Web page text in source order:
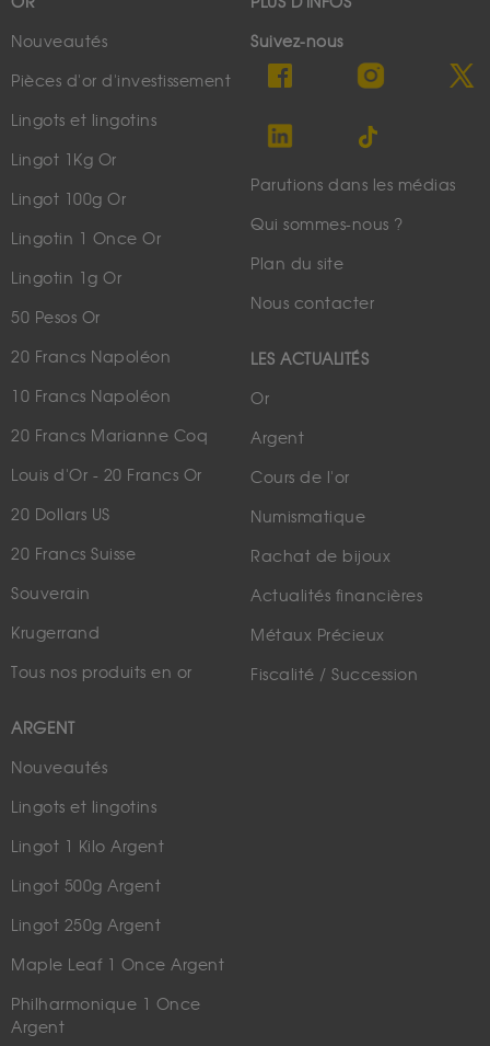
Nouveautés
Pièces d'or d'investissement
Lingots et lingotins
Lingot 1Kg Or
Lingot 100g Or
Lingotin 1 Once Or
Lingotin 1g Or
50 Pesos Or
20 Francs Napoléon
10 Francs Napoléon
20 Francs Marianne Coq
Louis d'Or - 20 Francs Or
20 Dollars US
20 Francs Suisse
Souverain
Krugerrand
Tous nos produits en or
ARGENT
Nouveautés
Lingots et lingotins
Lingot 1 Kilo Argent
Lingot 500g Argent
Lingot 250g Argent
Maple Leaf 1 Once Argent
Philharmonique 1 Once
Argent
Suivez-nous
Parutions dans les médias
Qui sommes-nous ?
Plan du site
Nous contacter
LES ACTUALITÉS
Or
Argent
Cours de l'or
Numismatique
Rachat de bijoux
Actualités financières
Métaux Précieux
Fiscalité / Succession